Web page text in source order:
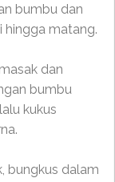
bumbu dan
hingga matang.
dan
bumbu
kukus
bungkus dalam